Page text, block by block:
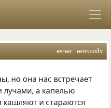
весна непогода
но она нас встречает
а капелью
и стараются